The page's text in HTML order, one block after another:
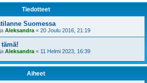
Tiedotteet
Suomessa
Aleksandra « 20 Joulu 2016, 21:19
Aleksandra « 11 Helmi 2023, 16:39
Aiheet